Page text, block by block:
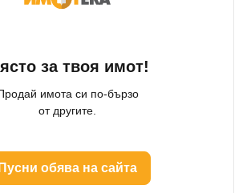
за твоя имот!
имота си по-бързо
от другите.
Пусни обява на сайта